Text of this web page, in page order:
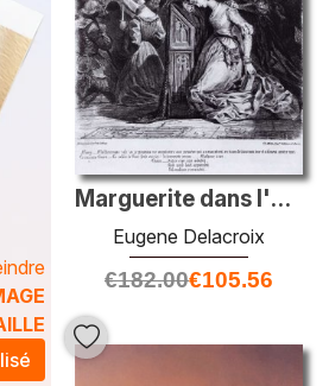
Marguerite dans l'église avec les mauvais esprits
Eugene Delacroix
€182.00€105.56